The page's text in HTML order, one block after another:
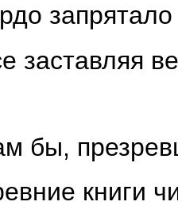
заставляя
бы,
книги